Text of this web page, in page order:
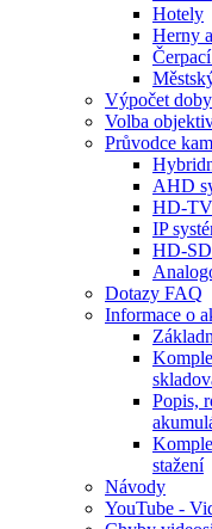
Hotely
Herny
Výpočet
Volba
Průvodce
AHD
HD-
IP
HD-
Dotazy FAQ
Informace o
Popis,
stažení
Návody
YouTube -